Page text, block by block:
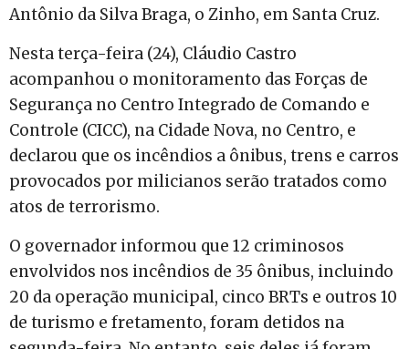
Antônio da Silva Braga, o Zinho, em Santa Cruz.
Nesta terça-feira (24), Cláudio Castro
acompanhou o monitoramento das Forças de
Segurança no Centro Integrado de Comando e
Controle (CICC), na Cidade Nova, no Centro, e
declarou que os incêndios a ônibus, trens e carros
provocados por milicianos serão tratados como
atos de terrorismo.
O governador informou que 12 criminosos
envolvidos nos incêndios de 35 ônibus, incluindo
20 da operação municipal, cinco BRTs e outros 10
de turismo e fretamento, foram detidos na